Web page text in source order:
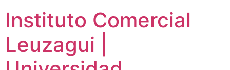
contenido
Instituto Comercial
Leuzagui |